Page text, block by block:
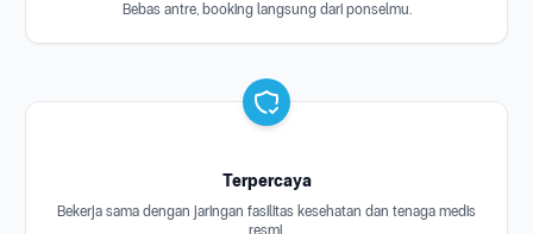
Bebas antre, booking langsung dari ponselmu.
Terpercaya
Bekerja sama dengan jaringan fasilitas kesehatan dan tenaga medis
resmi.